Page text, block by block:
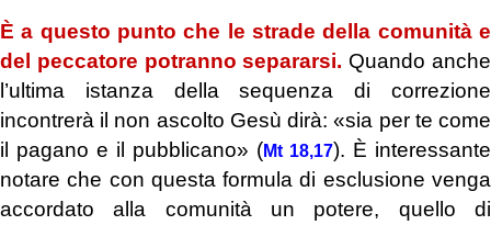
È a questo punto che le strade della comunità e
del peccatore potranno separarsi. Quando anche
l’ultima istanza della sequenza di correzione
incontrerà il non ascolto Gesù dirà: «sia per te come
il pagano e il pubblicano» (Mt 18,17). È interessante
notare che con questa formula di esclusione venga
accordato alla comunità un potere, quello di